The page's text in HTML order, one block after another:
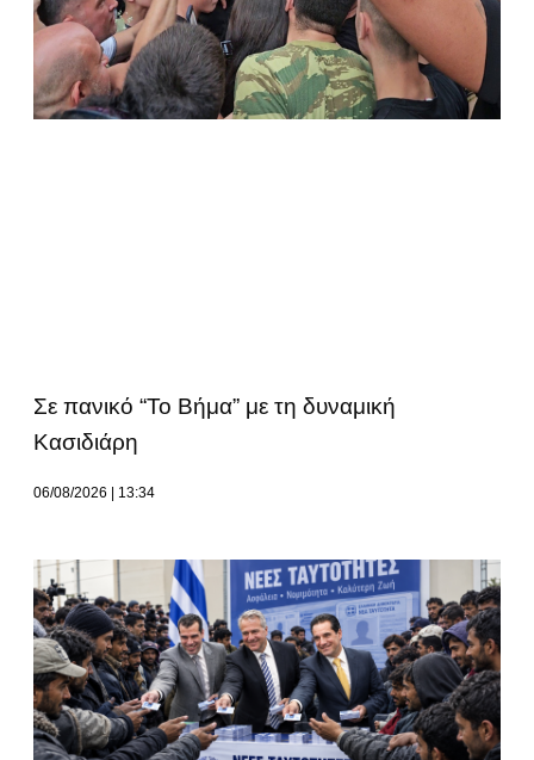
Σε πανικό “Το Βήμα” με τη δυναμική
Κασιδιάρη
06/08/2026 13:34